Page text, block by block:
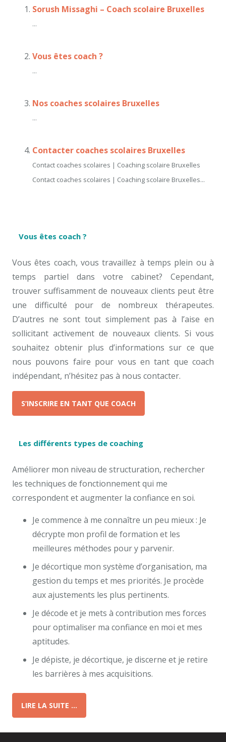
Sorush Missaghi – Coach scolaire Bruxelles
...
Vous êtes coach ?
...
Nos coaches scolaires Bruxelles
...
Contacter coaches scolaires Bruxelles
Contact coaches scolaires | Coaching scolaire Bruxelles
Contact coaches scolaires | Coaching scolaire Bruxelles...
Vous êtes coach ?
Vous êtes coach, vous travaillez à temps plein ou à
temps partiel dans votre cabinet? Cependant,
trouver suffisamment de nouveaux clients peut être
une difficulté pour de nombreux thérapeutes.
D’autres ne sont tout simplement pas à l’aise en
sollicitant activement de nouveaux clients. Si vous
souhaitez obtenir plus d’informations sur ce que
nous pouvons faire pour vous en tant que coach
indépendant, n’hésitez pas à nous contacter.
S’INSCRIRE EN TANT QUE COACH
Les différents types de coaching
Améliorer mon niveau de structuration, rechercher
les techniques de fonctionnement qui me
correspondent et augmenter la confiance en soi.
Je commence à me connaître un peu mieux : Je
décrypte mon profil de formation et les
meilleures méthodes pour y parvenir.
Je décortique mon système d’organisation, ma
gestion du temps et mes priorités. Je procède
aux ajustements les plus pertinents.
Je décode et je mets à contribution mes forces
pour optimaliser ma confiance en moi et mes
aptitudes.
Je dépiste, je décortique, je discerne et je retire
les barrières à mes acquisitions.
LIRE LA SUITE …